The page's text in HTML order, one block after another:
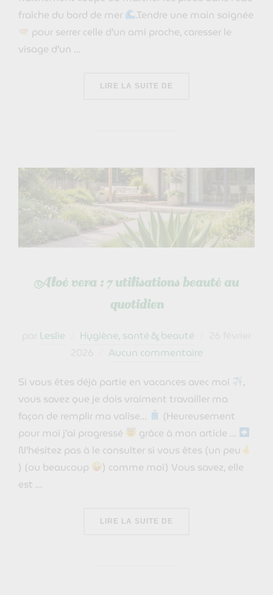
fraîche du bord de mer
.Tendre une main soignée
pour serrer celle d’un ami proche, caresser le
visage d’un …
LIRE LA SUITE DE
Aloé vera : 7 utilisations beauté au
quotidien
Leslie Hygiène, santé & beauté
Aucun commentaire
Si vous êtes déjà partie en vacances avec moi
,
vous savez que je dois vraiment travailler ma
façon de remplir ma valise…
(Heureusement
pour moi j’ai progressé
grâce à mon article …
N’hésitez pas à le consulter si vous êtes (un peu
) (ou beaucoup
) comme moi) Vous savez, elle
est …
LIRE LA SUITE DE